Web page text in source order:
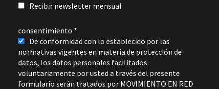
Recibir newsletter mensual
consentimiento *
De conformidad con lo establecido por las
normativas vigentes en materia de protección de
datos, los datos personales facilitados
voluntariamente por usted a través del presente
formulario serán tratados por MOVIMIENTO EN RED